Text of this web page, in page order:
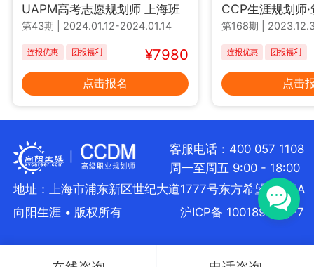
UAPM高考志愿规划师 上海班
第43期 2024.01.12-2024.01.14
连报优惠 团报福利 ¥7980
点击报名
CCP生涯规划师
第168期
连报优惠 团报福利
点击
客服电话：400 057 1108
周一至周五 9:00 - 18:00
地址：上海市浦东新区世纪大道1777号东方希望大厦5A
向阳生涯 • 版权所有
沪ICP备 10018957号-7